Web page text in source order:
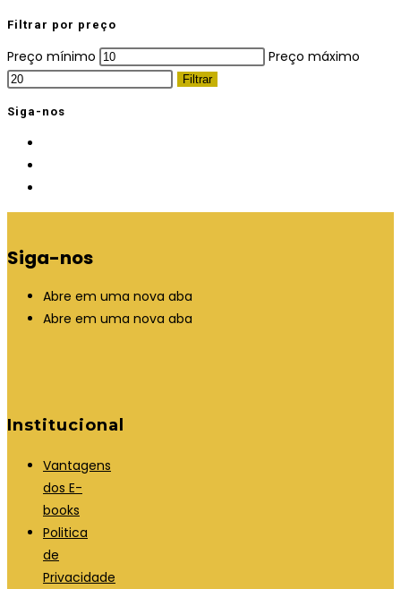
Filtrar por preço
Preço mínimo Preço máximo
Filtrar
Siga-nos
Siga-nos
Abre em uma nova aba
Abre em uma nova aba
Institucional
Vantagens
dos E-
books
Politica
de
Privacidade